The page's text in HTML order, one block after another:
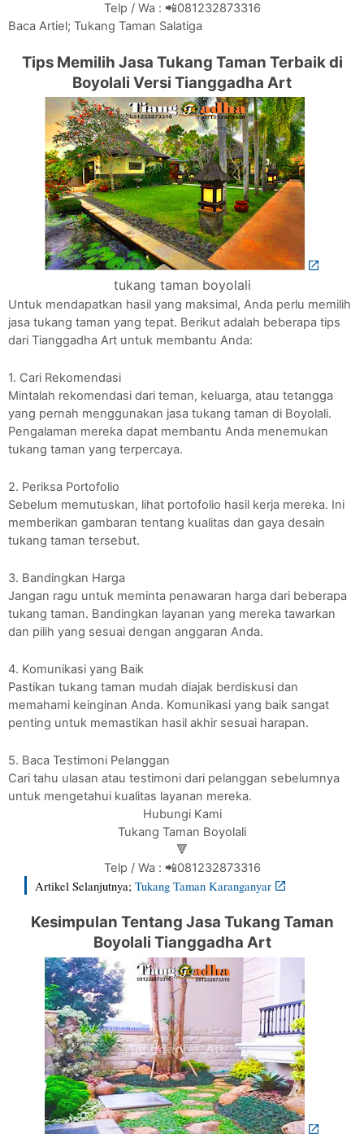
Telp / Wa : 📲081232873316
Baca Artiel; Tukang Taman Salatiga
Tips Memilih Jasa Tukang Taman Terbaik di
Boyolali Versi Tianggadha Art
tukang taman boyolali
Untuk mendapatkan hasil yang maksimal, Anda perlu memilih
jasa tukang taman yang tepat. Berikut adalah beberapa tips
dari Tianggadha Art untuk membantu Anda:
1. Cari Rekomendasi
Mintalah rekomendasi dari teman, keluarga, atau tetangga
yang pernah menggunakan jasa tukang taman di Boyolali.
Pengalaman mereka dapat membantu Anda menemukan
tukang taman yang terpercaya.
2. Periksa Portofolio
Sebelum memutuskan, lihat portofolio hasil kerja mereka. Ini
memberikan gambaran tentang kualitas dan gaya desain
tukang taman tersebut.
3. Bandingkan Harga
Jangan ragu untuk meminta penawaran harga dari beberapa
tukang taman. Bandingkan layanan yang mereka tawarkan
dan pilih yang sesuai dengan anggaran Anda.
4. Komunikasi yang Baik
Pastikan tukang taman mudah diajak berdiskusi dan
memahami keinginan Anda. Komunikasi yang baik sangat
penting untuk memastikan hasil akhir sesuai harapan.
5. Baca Testimoni Pelanggan
Cari tahu ulasan atau testimoni dari pelanggan sebelumnya
untuk mengetahui kualitas layanan mereka.
Hubungi Kami
Tukang Taman Boyolali
🔻
Telp / Wa : 📲081232873316
Artikel Selanjutnya; Tukang Taman Karanganyar
Kesimpulan Tentang Jasa Tukang Taman
Boyolali Tianggadha Art